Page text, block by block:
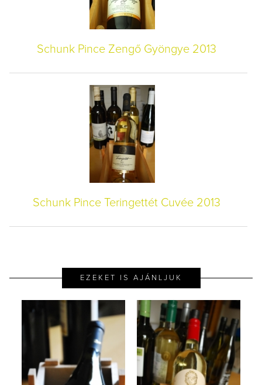
Schunk Pince Zengő Gyöngye 2013
Schunk Pince Teringettét Cuvée 2013
EZEKET IS AJÁNLJUK